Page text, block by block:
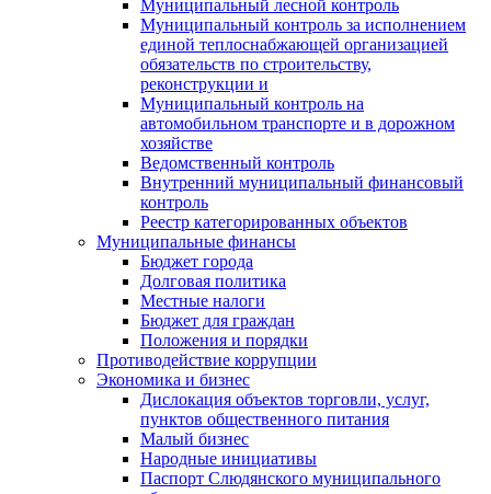
Муниципальный лесной контроль
Муниципальный контроль за исполнением
единой теплоснабжающей организацией
обязательств по строительству,
реконструкции и
Муниципальный контроль на
автомобильном транспорте и в дорожном
хозяйстве
Ведомственный контроль
Внутренний муниципальный финансовый
контроль
Реестр категорированных объектов
Муниципальные финансы
Бюджет города
Долговая политика
Местные налоги
Бюджет для граждан
Положения и порядки
Противодействие коррупции
Экономика и бизнес
Дислокация объектов торговли, услуг,
пунктов общественного питания
Малый бизнес
Народные инициативы
Паспорт Слюдянского муниципального